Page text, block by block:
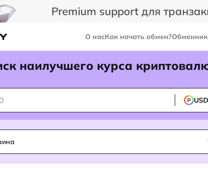
Premium support для
О насКак начать обмен?
наилучшего курса
USD